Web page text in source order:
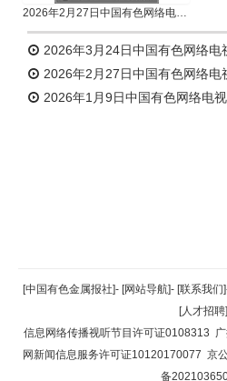
2026年2月27日中国有色网络电视新闻
2026年3月24日中国有色网络电
2026年2月27日中国有色网络电
2026年1月9日中国有色网络电
返回顶部
返回首页
[中国有色金属报社]- [网站导航]- [联系我们]
[人才招聘]
信息网络传播视听节目许可证0108313
网新闻信息服务许可证10120170077 京
备